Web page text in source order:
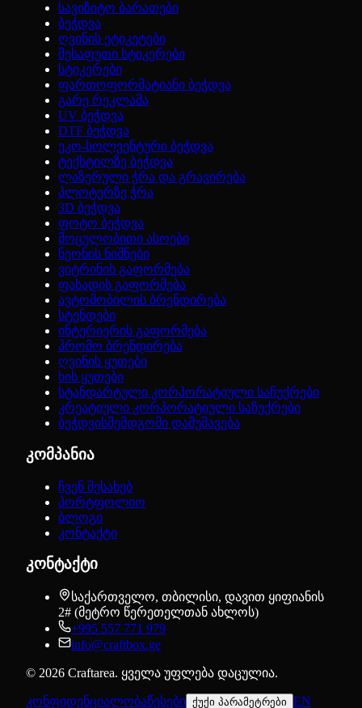
სავიზიტო ბარათები
ბეჭდვა
ღვინის ეტიკეტები
შესაფუთი სტიკერები
სტიკერები
ფართოფორმატიანი ბეჭდვა
გარე რეკლამა
UV ბეჭდვა
DTF ბეჭდვა
ეკო-სოლვენტური ბეჭდვა
ტექსტილზე ბეჭდვა
ლაზერული ჭრა და გრავირება
პლოტერზე ჭრა
3D ბეჭდვა
ფოტო ბეჭდვა
მოცულობითი ასოები
ნეონის ნიშნები
ვიტრინის გაფორმება
ფასადის გაფორმება
ავტომობილის ბრენდირება
სტენდები
ინტერიერის გაფორმება
პრომო ბრენდირება
ღვინის ყუთები
ხის ყუთები
სტანდარტული კორპორატიული საჩუქრები
კრეატიული კორპორატიული საჩუქრები
ბეჭდვისშემდგომი დამუშავება
კომპანია
ჩვენ შესახებ
პორტფოლიო
ბლოგი
კონტაქტი
კონტაქტი
საქართველო, თბილისი, დავით ყიფიანის
2# (მეტრო წერეთელთან ახლოს)
+995 557 771 979
info@craftbox.ge
© 2026 Craftarea. ყველა უფლება დაცულია.
კონფიდენციალობაწესები ქუქი პარამეტრები EN